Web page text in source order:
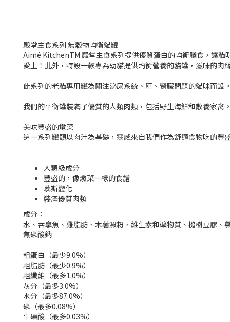
殿堂主食系列 無穀物均衡貓罐
Aimé KitchenTM 殿堂主食系列提供優質蛋白的均衡膳食，讓貓
愛上！此外，特設一款專為幼貓提供均衡營養的貓罐，滋味的肉
此系列的老貓專用罐為關注泌尿系統、肝、腎臟問題的貓咪而
我們的平衡罐裝滿了優質的人類肉類，包括野生海鮮和散養家
美味豐盛的燉菜
這一系列罐頭以肉汁為基礎，靈感來自我們作為舒適食物吃的
人類級成分
豐盛的，像燉菜一樣的食譜
慕斯變化
裝滿優質肉類
成分：
水、吞拿魚、雞脂肪、木薯澱粉、維生素和礦物質、槌樹豆膠、
焦磷酸鈉
粗蛋白（最少9.0%）
粗脂肪（最少0.9%）
粗纖維（最多1.0%）
灰分（最多3.0%）
水分（最多87.0%）
磷（最多0.08%）
牛磺酸（最多0.03%）